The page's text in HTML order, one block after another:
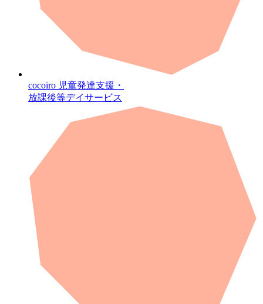
cocoiro 児童発達支援・
放課後等デイサービス